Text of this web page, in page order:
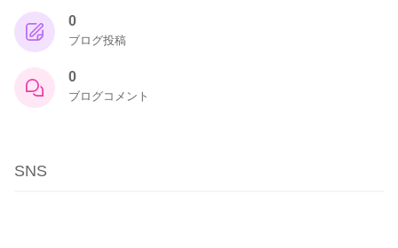
0
ブログ投稿
0
ブログコメント
SNS